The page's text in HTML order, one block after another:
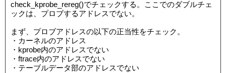
check_kprobe_rereg()でチェックする。ここでのダブルチェ
ックは、プロブするアドレスでない。
まず、プロブアドレスの以下の正当性をチェック。
・カーネルのアドレス
・kprobe内のアドレスでない
・ftrace内のアドレスでない
・テーブルデータ部のアドレスでない